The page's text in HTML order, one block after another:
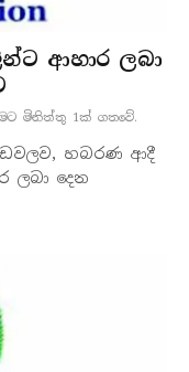
ආහාර ලබා
මිනිත්තු 1ක් ගතවේ.
හබරණ ආදී
ලබා දෙන